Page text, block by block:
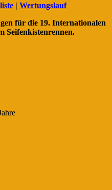
| Wertungslauf
für die 19. Internationalen
Seifenkistenrennen.